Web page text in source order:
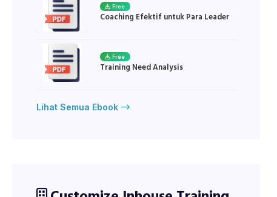
Free
Coaching Efektif untuk Para Leader
Free
Training Need Analysis
Lihat Semua Ebook